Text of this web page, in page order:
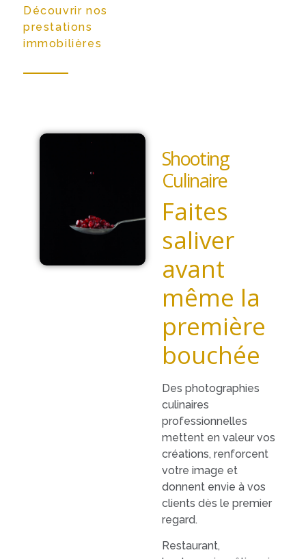
Découvrir nos
prestations
immobilières
Shooting
Culinaire
Faites
saliver
avant
même la
première
bouchée
Des photographies
culinaires
professionnelles
mettent en valeur vos
créations, renforcent
votre image et
donnent envie à vos
clients dès le premier
regard.
Restaurant,